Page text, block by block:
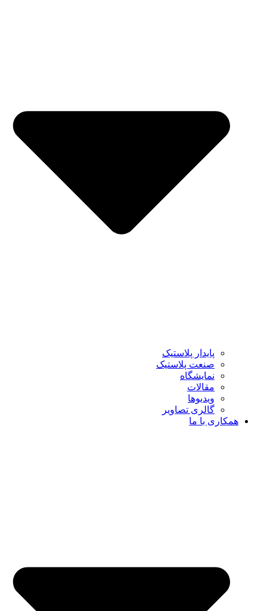
پایدار پلاستیک
صنعت پلاستیک
نمایشگاه
مقالات
ویدیوها
گالری تصاویر
همکاری با ما